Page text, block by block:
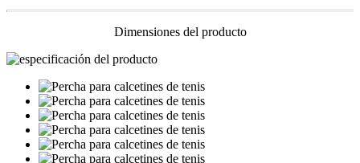
Dimensiones del producto